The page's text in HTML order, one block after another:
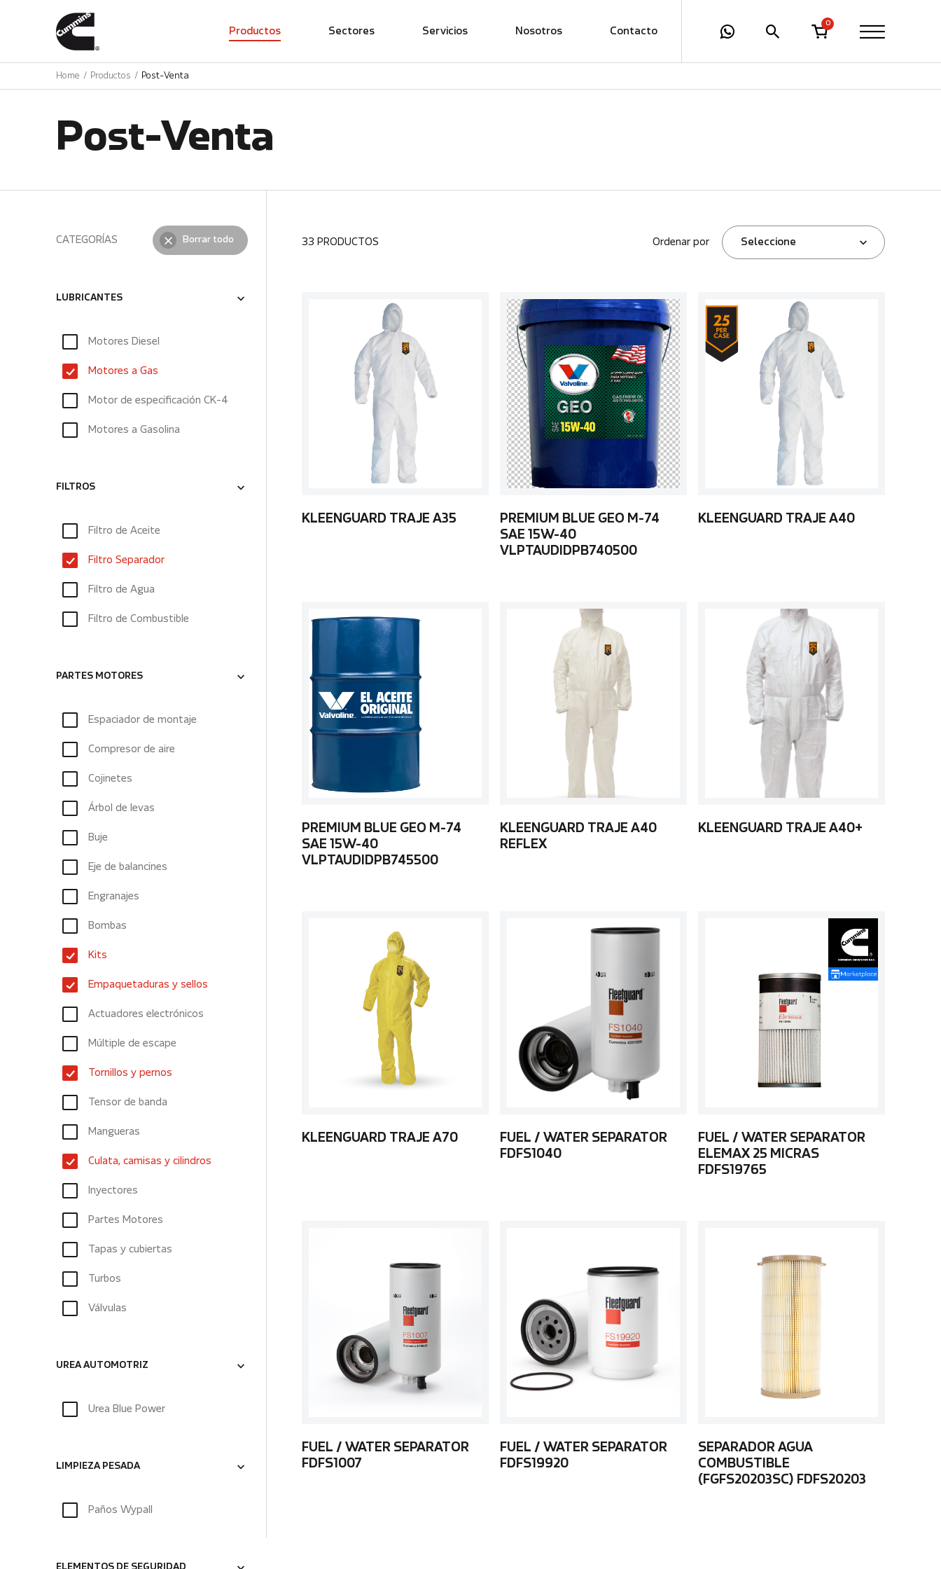
Productos Sectores Servicios Nosotros Contacto
0
Home Productos Post-Venta
Post-Venta
CATEGORÍAS Borrar todo
LUBRICANTES
Motores Diesel
Motores a Gas
Motor de especificación CK-4
Motores a Gasolina
FILTROS
Filtro de Aceite
Filtro Separador
Filtro de Agua
Filtro de Combustible
PARTES MOTORES
Espaciador de montaje
Compresor de aire
Cojinetes
Árbol de levas
Buje
Eje de balancines
Engranajes
Bombas
Kits
Empaquetaduras y sellos
Actuadores electrónicos
Múltiple de escape
Tornillos y pernos
Tensor de banda
Mangueras
Culata, camisas y cilindros
Inyectores
Partes Motores
Tapas y cubiertas
Turbos
Válvulas
UREA AUTOMOTRIZ
Urea Blue Power
LIMPIEZA PESADA
Paños Wypall
33 PRODUCTOS Ordenar por Seleccione
KLEENGUARD TRAJE A35
PREMIUM BLUE GEO M-74
SAE 15W-40
VLPTAUDIDPB740500
KLEENGUARD TRAJE A40
PREMIUM BLUE GEO M-74
SAE 15W-40
VLPTAUDIDPB745500
KLEENGUARD TRAJE A40
REFLEX
KLEENGUARD TRAJE A40+
KLEENGUARD TRAJE A70
FUEL / WATER SEPARATOR
FDFS1040
FUEL / WATER SEPARATOR
ELEMAX 25 MICRAS
FDFS19765
FUEL / WATER SEPARATOR
FDFS1007
FUEL / WATER SEPARATOR
FDFS19920
SEPARADOR AGUA
COMBUSTIBLE
(FGFS20203SC) FDFS20203